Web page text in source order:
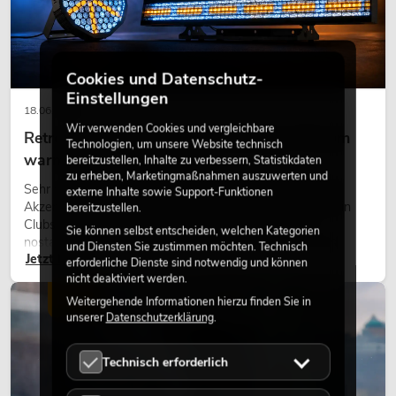
18.06.2026
Retro-Licht im modernen Lichtdesign: Warum
warmes Licht wieder wirkt
Sehr warmes Licht, sichtbare Leuchtflächen und farbige
Akzente prägen viele aktuelle Lichtdesigns auf Bühnen, in
Clubs und bei Events. Retro-Licht ist dabei kein rein
nostalgischer Effekt, sondern ein bewusst eingesetztes
Gestaltungsmittel: Es schafft Atmosphäre, gibt Szenen
Charakter und kann technische LED-Setups emotionaler
wirken lassen.
Jetzt lesen
LICHT
Cookies und Datenschutz-
Einstellungen
Wir verwenden Cookies und vergleichbare
Technologien, um unsere Website technisch
bereitzustellen, Inhalte zu verbessern, Statistikdaten
zu erheben, Marketingmaßnahmen auszuwerten und
externe Inhalte sowie Support-Funktionen
bereitzustellen.
Sie können selbst entscheiden, welchen Kategorien
und Diensten Sie zustimmen möchten. Technisch
erforderliche Dienste sind notwendig und können
nicht deaktiviert werden.
Weitergehende Informationen hierzu finden Sie in
unsererDatenschutzerklärung.
Technisch erforderlich